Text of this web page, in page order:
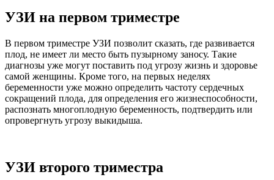
УЗИ на первом триместре
В первом триместре УЗИ позволит сказать, где развивается
плод, не имеет ли место быть пузырному заносу. Такие
диагнозы уже могут поставить под угрозу жизнь и здоровье
самой женщины. Кроме того, на первых неделях
беременности уже можно определить частоту сердечных
сокращений плода, для определения его жизнеспособности,
распознать многоплодную беременность, подтвердить или
опровергнуть угрозу выкидыша.
УЗИ второго триместра